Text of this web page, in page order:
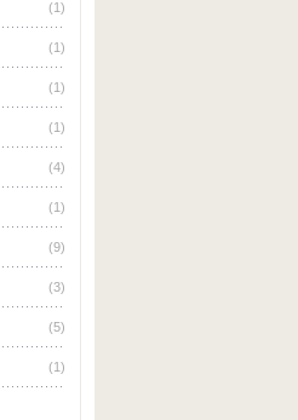
(1)
(1)
(1)
(1)
(4)
(1)
(9)
(3)
(5)
(1)